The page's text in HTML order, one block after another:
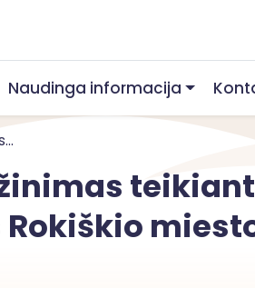
Naudinga informacija